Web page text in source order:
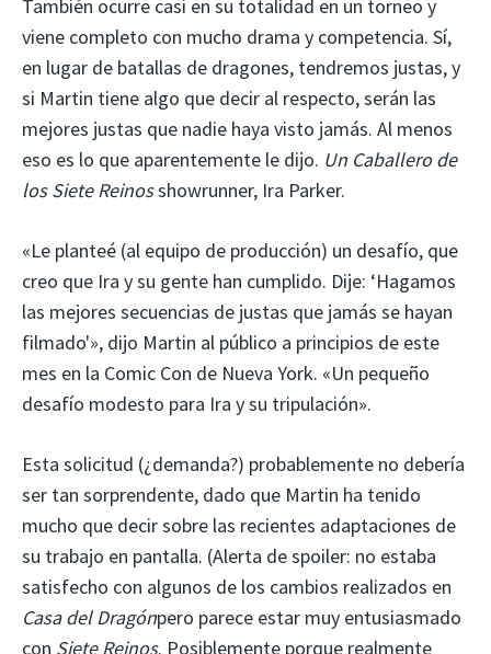
También ocurre casi en su totalidad en un torneo y
viene completo con mucho drama y competencia. Sí,
en lugar de batallas de dragones, tendremos justas, y
si Martin tiene algo que decir al respecto, serán las
mejores justas que nadie haya visto jamás. Al menos
eso es lo que aparentemente le dijo. Un Caballero de
los Siete Reinosshowrunner, Ira Parker.
«Le planteé (al equipo de producción) un desafío, que
creo que Ira y su gente han cumplido. Dije: ‘Hagamos
las mejores secuencias de justas que jamás se hayan
filmado'», dijo Martin al público a principios de este
mes en la Comic Con de Nueva York. «Un pequeño
desafío modesto para Ira y su tripulación».
Esta solicitud (¿demanda?) probablemente no debería
ser tan sorprendente, dado que Martin ha tenido
mucho que decir sobre las recientes adaptaciones de
su trabajo en pantalla. (Alerta de spoiler: no estaba
satisfecho con algunos de los cambios realizados en
Casa del Dragónpero parece estar muy entusiasmado
con Siete Reinos. Posiblemente porque realmente